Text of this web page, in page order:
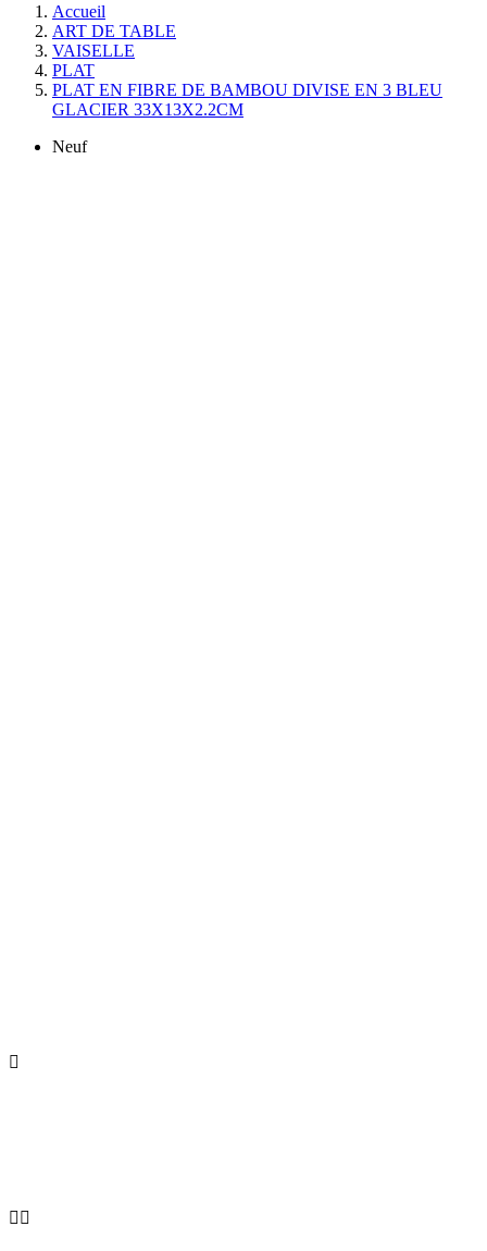
Accueil
ART DE TABLE
VAISELLE
PLAT
PLAT EN FIBRE DE BAMBOU DIVISE EN 3 BLEU
GLACIER 33X13X2.2CM
Neuf

 